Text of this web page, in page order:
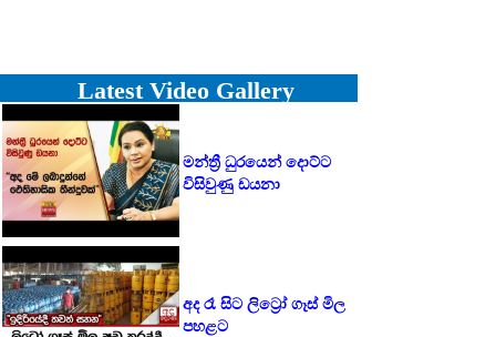
Latest Video Gallery
මන්ත්‍රී ධුරයෙන් දොට්ට
විසිවුණු ඩයනා
අද රෑ සිට ලිට්‍රෝ ගෑස් මිල
පහළට